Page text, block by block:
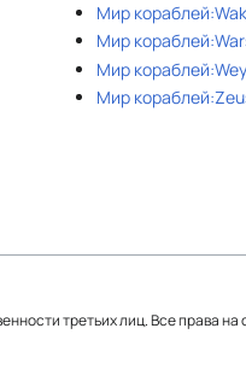
Мир
Мир
Мир
Мир
третьих лиц. Все права